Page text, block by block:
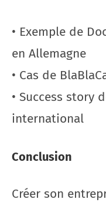
• Exemple de
en Allemagne
• Cas de
• Success story
international
Conclusion
Créer son